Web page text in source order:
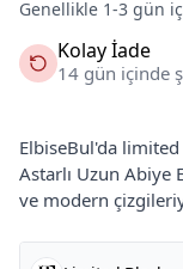
Genellikle 1-3 gün
Kolay İade
14 gün içinde
ElbiseBul'da limited
Astarlı Uzun Abiye
ve modern